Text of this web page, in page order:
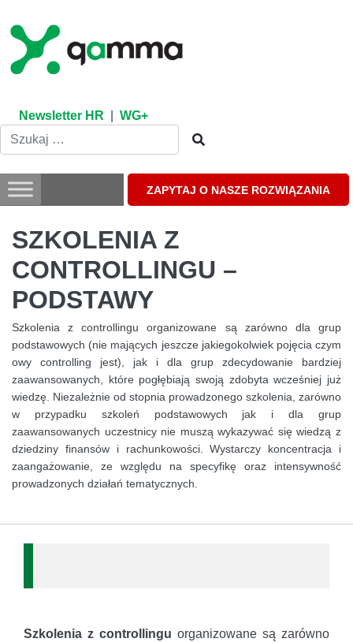
content
Newsletter HR WG+
ZAPYTAJ O NASZE ROZWIĄZANIA
SZKOLENIA Z
CONTROLLINGU –
PODSTAWY
Szkolenia z controllingu organizowane są zarówno dla grup
podstawowych (nie mających jeszcze jakiegokolwiek pojęcia czym
owy controlling jest), jak i dla grup zdecydowanie bardziej
zaawansowanych, które pogłębiają swoją zdobyta wcześniej już
wiedzę. Niezależnie od stopnia prowadzonego szkolenia, zarówno
w przypadku szkoleń podstawowych jak i dla grup
zaawansowanych uczestnicy nie muszą wykazywać się wiedzą z
dziedziny finansów i rachunkowości. Wystarczy koncentracja i
zaangażowanie, ze względu na specyfikę oraz intensywność
prowadzonych działań tematycznych.
Szkolenia z controllingu organizowane są zarówno